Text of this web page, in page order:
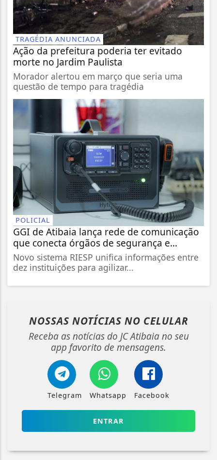
TRAGÉDIA ANUNCIADA
Ação da prefeitura poderia ter evitado
morte no Jardim Paulista
Morador alertou em março que seria uma
questão de tempo para tragédia
POLICIAL
GGI de Atibaia lança rede de comunicação
que conecta órgãos de segurança e...
Novo sistema RIESP unifica informações entre
dez instituições para agilizar...
NOSSAS NOTÍCIAS NO CELULAR
Receba as notícias do JC Atibaia no seu
app favorito de mensagens.
Telegram Whatsapp Facebook
ENTRAR